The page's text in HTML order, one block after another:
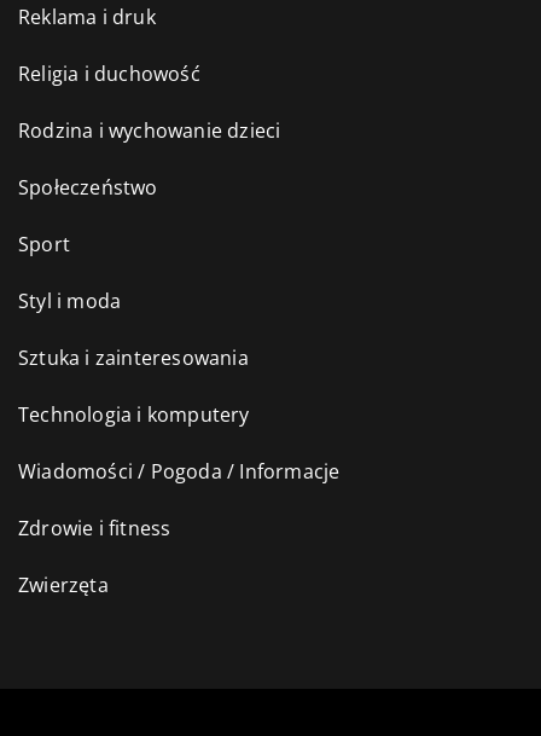
Reklama i druk
Religia i duchowość
Rodzina i wychowanie dzieci
Społeczeństwo
Sport
Styl i moda
Sztuka i zainteresowania
Technologia i komputery
Wiadomości / Pogoda / Informacje
Zdrowie i fitness
Zwierzęta